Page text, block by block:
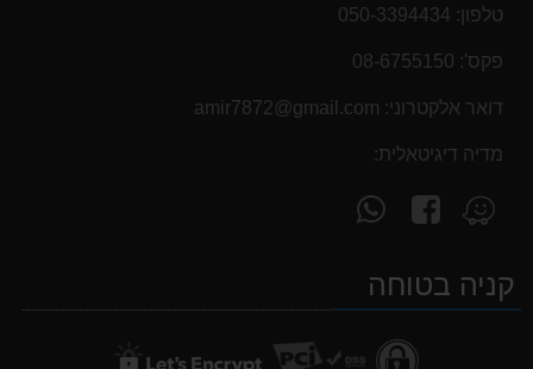
טלפון: 050-3394434
פקס': 08-6755150
דואר אלקטרוני: ‫amir7872@gmail.com‬
מדיה דיגיטאלית:
מצא
אותנו
Waze
עקוב
אחרינו
facebookקניה בטוחה